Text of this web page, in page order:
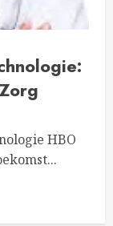
HBO